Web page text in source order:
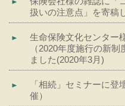
扱いの注意点」を寄稿
生命保険文化センター
（2020年度施行の新
ました(2020年3月)
「相続」セミナーに
催）